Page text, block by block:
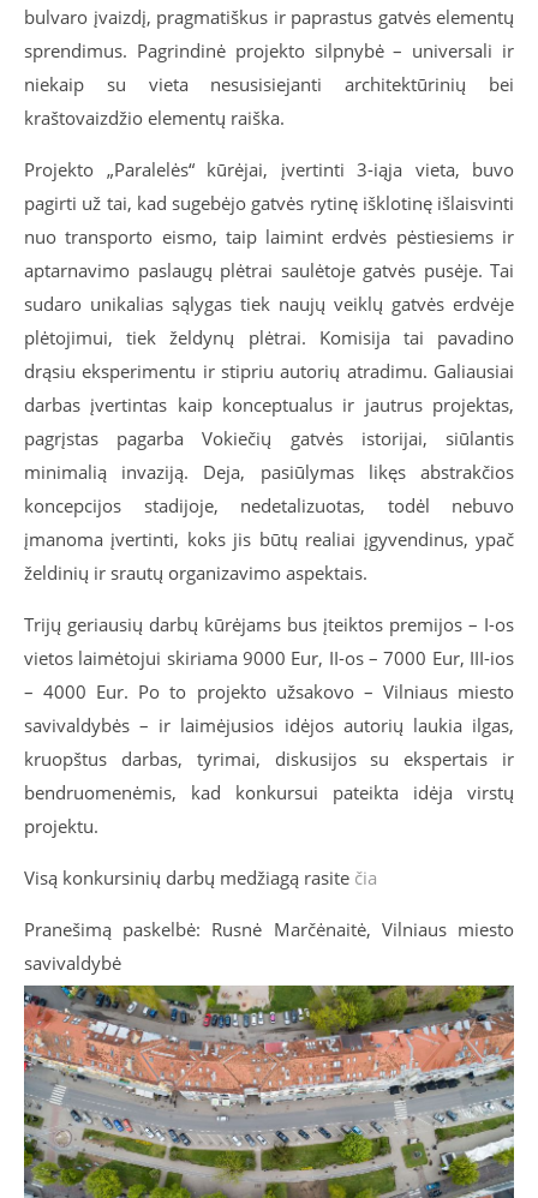
bulvaro įvaizdį, pragmatiškus ir paprastus gatvės elementų
sprendimus. Pagrindinė projekto silpnybė – universali ir
niekaip su vieta nesusisiejanti architektūrinių bei
kraštovaizdžio elementų raiška.
Projekto „Paralelės“ kūrėjai, įvertinti 3-iąja vieta, buvo
pagirti už tai, kad sugebėjo gatvės rytinę išklotinę išlaisvinti
nuo transporto eismo, taip laimint erdvės pėstiesiems ir
aptarnavimo paslaugų plėtrai saulėtoje gatvės pusėje. Tai
sudaro unikalias sąlygas tiek naujų veiklų gatvės erdvėje
plėtojimui, tiek želdynų plėtrai. Komisija tai pavadino
drąsiu eksperimentu ir stipriu autorių atradimu. Galiausiai
darbas įvertintas kaip konceptualus ir jautrus projektas,
pagrįstas pagarba Vokiečių gatvės istorijai, siūlantis
minimalią invaziją. Deja, pasiūlymas likęs abstrakčios
koncepcijos stadijoje, nedetalizuotas, todėl nebuvo
įmanoma įvertinti, koks jis būtų realiai įgyvendinus, ypač
želdinių ir srautų organizavimo aspektais.
Trijų geriausių darbų kūrėjams bus įteiktos premijos – I-os
vietos laimėtojui skiriama 9000 Eur, II-os – 7000 Eur, III-ios
– 4000 Eur. Po to projekto užsakovo – Vilniaus miesto
savivaldybės – ir laimėjusios idėjos autorių laukia ilgas,
kruopštus darbas, tyrimai, diskusijos su ekspertais ir
bendruomenėmis, kad konkursui pateikta idėja virstų
projektu.
Visą konkursinių darbų medžiagą rasite čia
Pranešimą paskelbė: Rusnė Marčėnaitė, Vilniaus miesto
savivaldybė